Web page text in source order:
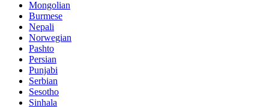
Mongolian
Burmese
Nepali
Norwegian
Pashto
Persian
Punjabi
Serbian
Sesotho
Sinhala